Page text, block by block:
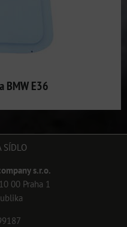
BMW E36
SÍDLO
s.r.o.
00 Praha 1